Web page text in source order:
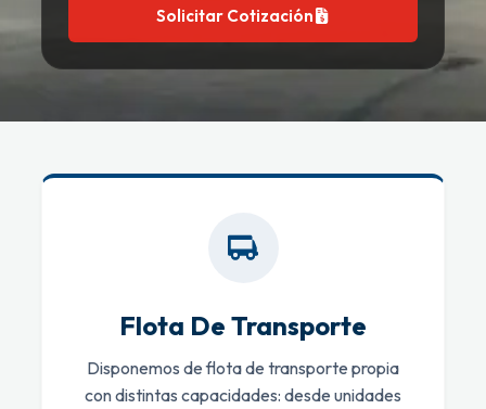
Solicitar Cotización
Flota De Transporte
Disponemos de flota de transporte propia
con distintas capacidades: desde unidades